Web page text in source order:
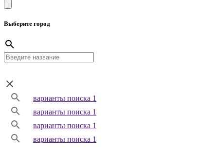
Выберите город
варианты поиска 1
варианты поиска 1
варианты поиска 1
варианты поиска 1